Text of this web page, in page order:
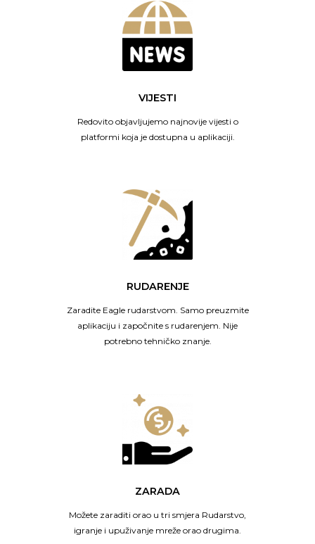
VIJESTI
Redovito objavljujemo najnovije vijesti o
platformi koja je dostupna u aplikaciji.
RUDARENJE
Zaradite Eagle rudarstvom. Samo preuzmite
aplikaciju i započnite s rudarenjem. Nije
potrebno tehničko znanje.
ZARADA
Možete zaraditi orao u tri smjera Rudarstvo,
igranje i upuživanje mreže orao drugima.